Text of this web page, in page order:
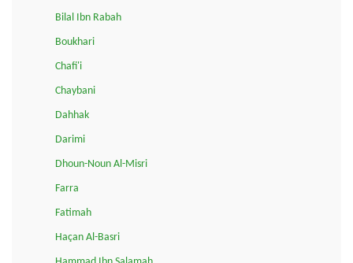
Bilal Ibn Rabah
Boukhari
Chafi'i
Chaybani
Dahhak
Darimi
Dhoun-Noun Al-Misri
Farra
Fatimah
Haçan Al-Basri